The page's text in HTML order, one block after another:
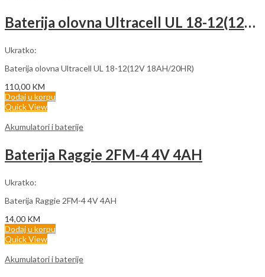
Baterija olovna Ultracell UL 18-12(12V 18AH/20HR)
Ukratko:
Baterija olovna Ultracell UL 18-12(12V 18AH/20HR)
110,00 KM
Dodaj u korpu
Quick View
Akumulatori i baterije
Baterija Raggie 2FM-4 4V 4AH
Ukratko:
Baterija Raggie 2FM-4 4V 4AH
14,00 KM
Dodaj u korpu
Quick View
Akumulatori i baterije